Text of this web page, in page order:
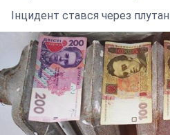
Інцидент стався через